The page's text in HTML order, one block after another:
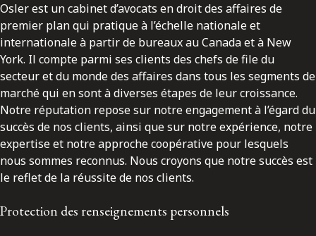
Osler est un cabinet d’avocats en droit des affaires de
premier plan qui pratique à l’échelle nationale et
internationale à partir de bureaux au Canada et à New
York. Il compte parmi ses clients des chefs de file du
secteur et du monde des affaires dans tous les segments de
marché qui en sont à diverses étapes de leur croissance.
Notre réputation repose sur notre engagement à l’égard du
succès de nos clients, ainsi que sur notre expérience, notre
expertise et notre approche coopérative pour lesquels
nous sommes reconnus. Nous croyons que notre succès est
le reflet de la réussite de nos clients.
Protection des renseignements personnels